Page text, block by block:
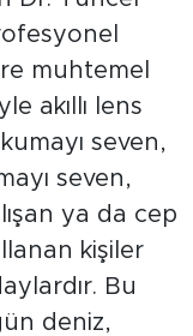
muhtemel
akıllı lens
seven,
seven,
ya da cep
kişiler
Bu
deniz,